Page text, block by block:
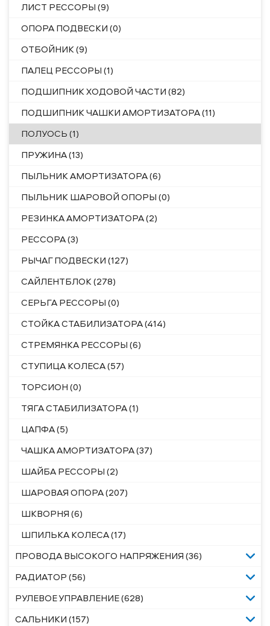
ЛИСТ РЕССОРЫ (9)
ОПОРА ПОДВЕСКИ (0)
ОТБОЙНИК (9)
ПАЛЕЦ РЕССОРЫ (1)
ПОДШИПНИК ХОДОВОЙ ЧАСТИ (82)
ПОДШИПНИК ЧАШКИ АМОРТИЗАТОРА (11)
ПОЛУОСЬ (1)
ПРУЖИНА (13)
ПЫЛЬНИК АМОРТИЗАТОРА (6)
ПЫЛЬНИК ШАРОВОЙ ОПОРЫ (0)
РЕЗИНКА АМОРТИЗАТОРА (2)
РЕССОРА (3)
РЫЧАГ ПОДВЕСКИ (127)
САЙЛЕНТБЛОК (278)
СЕРЬГА РЕССОРЫ (0)
СТОЙКА СТАБИЛИЗАТОРА (414)
СТРЕМЯНКА РЕССОРЫ (6)
СТУПИЦА КОЛЕСА (57)
ТОРСИОН (0)
ТЯГА СТАБИЛИЗАТОРА (1)
ЦАПФА (5)
ЧАШКА АМОРТИЗАТОРА (37)
ШАЙБА РЕССОРЫ (2)
ШАРОВАЯ ОПОРА (207)
ШКВОРНЯ (6)
ШПИЛЬКА КОЛЕСА (17)
ПРОВОДА ВЫСОКОГО НАПРЯЖЕНИЯ (36)
РАДИАТОР (56)
РУЛЕВОЕ УПРАВЛЕНИЕ (628)
САЛЬНИКИ (157)